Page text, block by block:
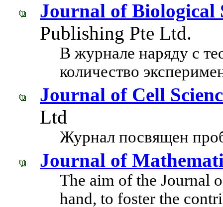
Journal of Biological
Publishing Pte Ltd.
В журнале наряду с
количество
Journal of Cell
Ltd
Журнал посвящен
Journal of
The aim of the Journal
hand, to foster the